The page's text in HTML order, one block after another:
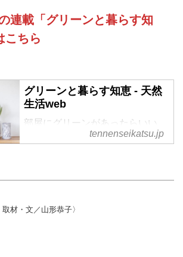
連載「グリーンと暮らす知
こちら
グリーンと暮らす知恵 - 天然
生活web
部屋にグリーンがあったらいい
な、と思いながら、選び方がわか
姿や育ち方がさまざま。「みどり
でも始めやすい、グリーンと上手
tennenseikatsu.jp
材・文／山形恭子〉